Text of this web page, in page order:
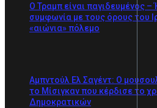
Ο Τραμπ είναι παγιδευμένος –
συμφωνία με τους όρους του
«αιώνια» πόλεμο
Αμπντούλ Ελ Σαγέντ: Ο
το Μίσιγκαν που κέρδισε το
Δημοκρατικών